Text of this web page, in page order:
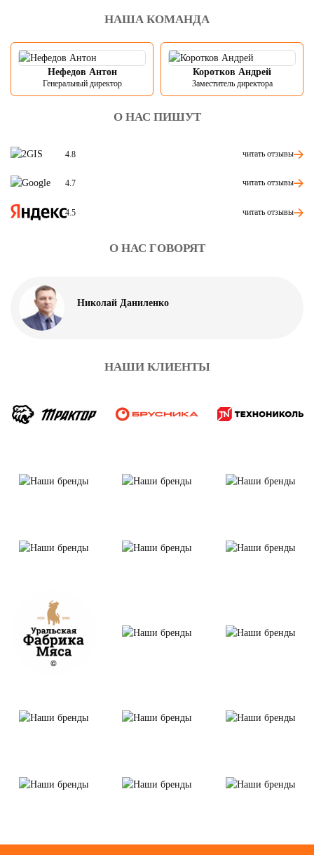
НАША КОМАНДА
Нефедов Антон
Генеральный директор
Коротков Андрей
Заместитель директора
О НАС ПИШУТ
4.8 читать отзывы
4.7 читать отзывы
4.5 читать отзывы
О НАС ГОВОРЯТ
Николай Даниленко
НАШИ КЛИЕНТЫ